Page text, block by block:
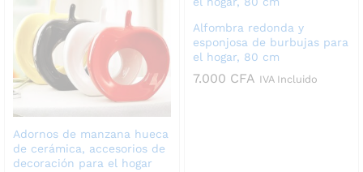
Adornos de manzana hueca
de cerámica, accesorios de
decoración para el hogar
Alfombra redonda y
esponjosa de burbujas para
el hogar, 80 cm
7.000 CFA IVA Incluido